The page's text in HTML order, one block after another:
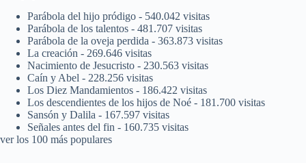
Parábola del hijo pródigo - 540.042 visitas
Parábola de los talentos - 481.707 visitas
Parábola de la oveja perdida - 363.873 visitas
La creación - 269.646 visitas
Nacimiento de Jesucristo - 230.563 visitas
Caín y Abel - 228.256 visitas
Los Diez Mandamientos - 186.422 visitas
Los descendientes de los hijos de Noé - 181.700 visitas
Sansón y Dalila - 167.597 visitas
Señales antes del fin - 160.735 visitas
ver los 100 más populares